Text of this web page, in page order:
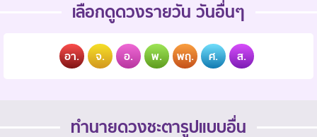
เลือกดูดวงรายวัน วันอื่นๆ
อา. จ. อ. พ. พฤ. ศ. ส.
ทำนายดวงชะตารูปแบบอื่น